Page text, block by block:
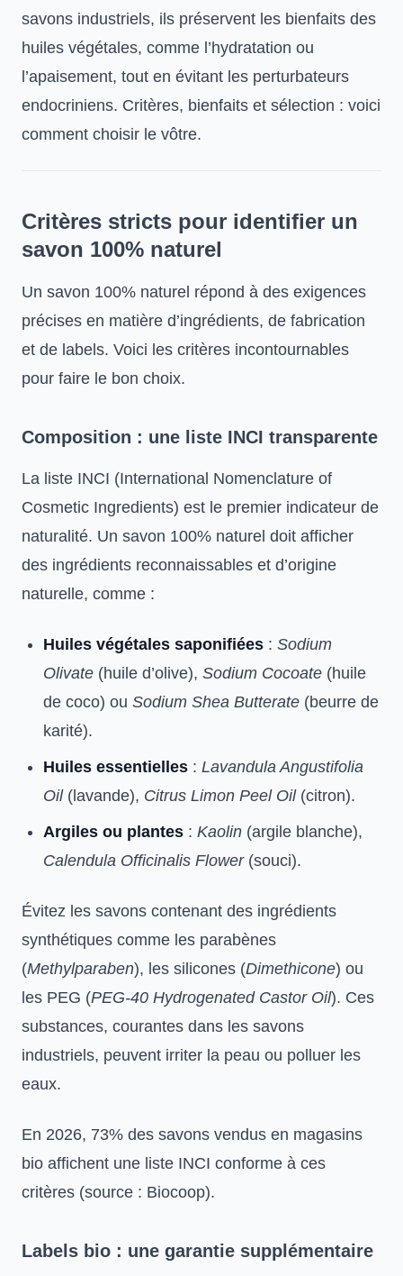
savons industriels, ils préservent les bienfaits des
huiles végétales, comme l’hydratation ou
l’apaisement, tout en évitant les perturbateurs
endocriniens. Critères, bienfaits et sélection : voici
comment choisir le vôtre.
Critères stricts pour identifier un
savon 100% naturel
Un savon 100% naturel répond à des exigences
précises en matière d’ingrédients, de fabrication
et de labels. Voici les critères incontournables
pour faire le bon choix.
Composition : une liste INCI transparente
La liste INCI (International Nomenclature of
Cosmetic Ingredients) est le premier indicateur de
naturalité. Un savon 100% naturel doit afficher
des ingrédients reconnaissables et d’origine
naturelle, comme :
Huiles végétales saponifiées : Sodium
Olivate (huile d’olive), Sodium Cocoate (huile
de coco) ou Sodium Shea Butterate (beurre de
karité).
Huiles essentielles : Lavandula Angustifolia
Oil(lavande), Citrus Limon Peel Oil(citron).
Argiles ou plantes : Kaolin (argile blanche),
Calendula Officinalis Flower(souci).
Évitez les savons contenant des ingrédients
synthétiques comme les parabènes
(Methylparaben), les silicones (Dimethicone) ou
les PEG (PEG-40 Hydrogenated Castor Oil). Ces
substances, courantes dans les savons
industriels, peuvent irriter la peau ou polluer les
eaux.
En 2026, 73% des savons vendus en magasins
bio affichent une liste INCI conforme à ces
critères (source : Biocoop).
Labels bio : une garantie supplémentaire